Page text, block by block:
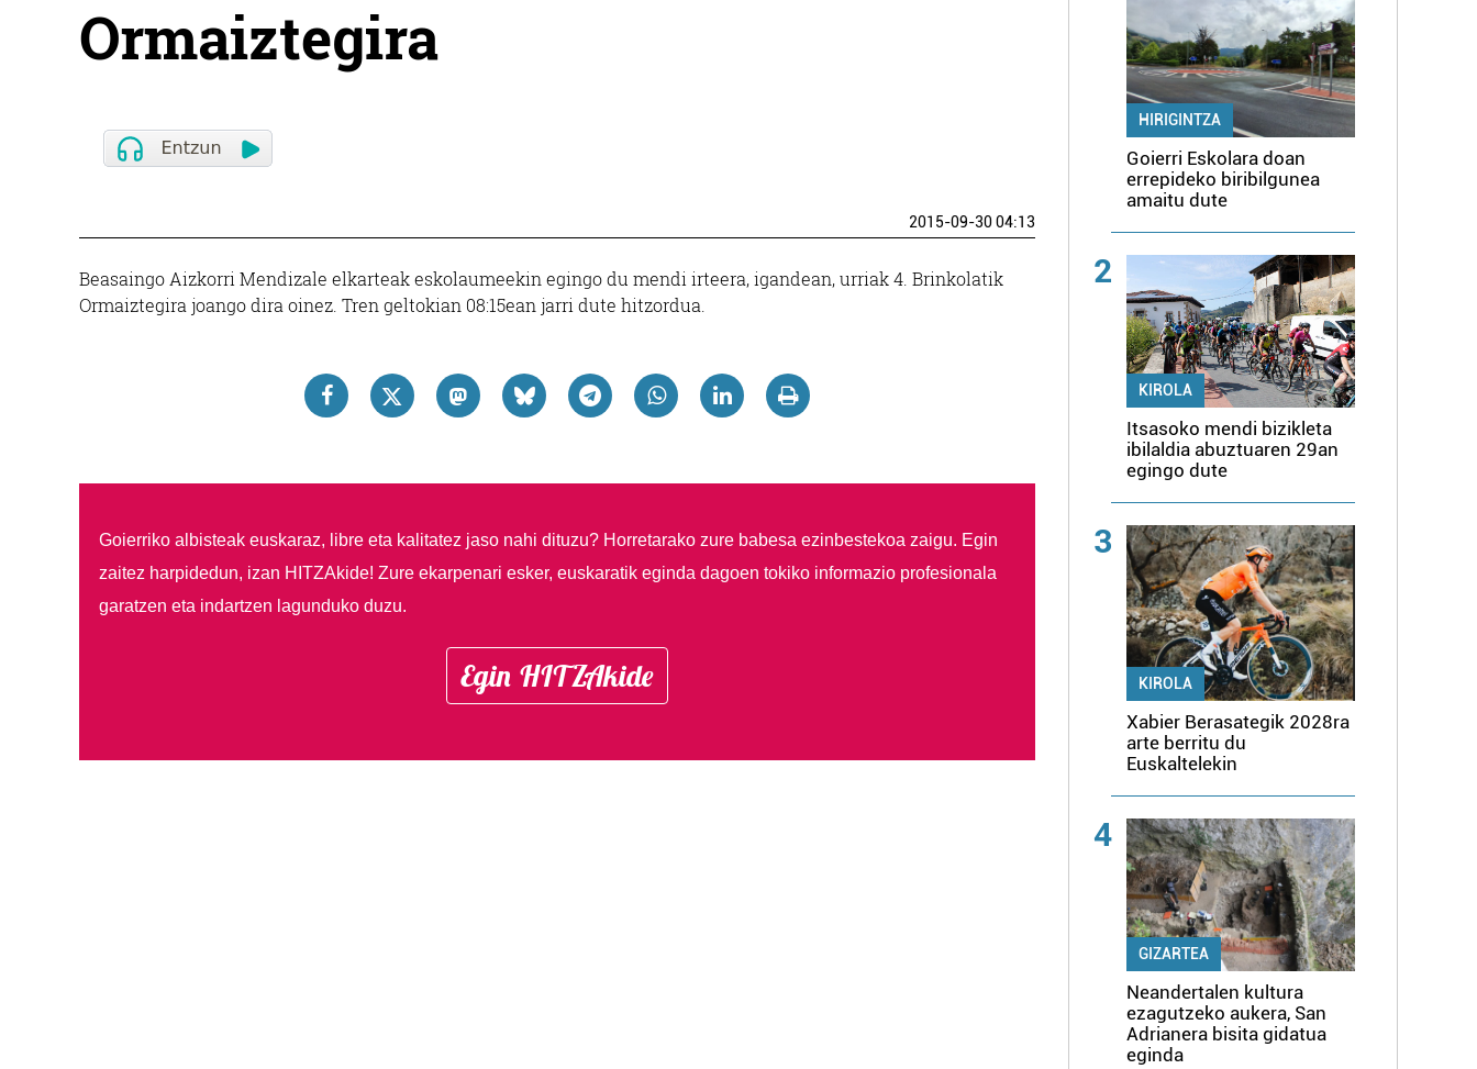
Ormaiztegira
2015-09-30 04:13
Beasaingo Aizkorri Mendizale elkarteak eskolaumeekin egingo du mendi irteera, igandean, urriak 4. Brinkolatik
Ormaiztegira joango dira oinez. Tren geltokian 08:15ean jarri dute hitzordua.
Goierriko albisteak euskaraz, libre eta kalitatez jaso nahi dituzu? Horretarako zure babesa ezinbestekoa zaigu. Egin
zaitez harpidedun, izan HITZAkide! Zure ekarpenari esker, euskaratik eginda dagoen tokiko informazio profesionala
garatzen eta indartzen lagunduko duzu.
Egin HITZAkide
HIRIGINTZA
Goierri Eskolara doan
errepideko biribilgunea
amaitu dute
2
KIROLA
Itsasoko mendi bizikleta
ibilaldia abuztuaren 29an
egingo dute
3
KIROLA
Xabier Berasategik 2028ra
arte berritu du
Euskaltelekin
4
GIZARTEA
Neandertalen kultura
ezagutzeko aukera, San
Adrianera bisita gidatua
eginda